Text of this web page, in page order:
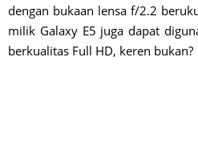
dengan bukaan lensa f/2.2
milik Galaxy E5 juga dapat
berkualitas Full HD, keren bukan?